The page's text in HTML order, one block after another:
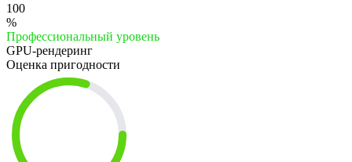
100
%
Профессиональный уровень
GPU-рендеринг
Оценка пригодности